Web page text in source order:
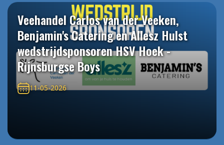
Veehandel Carlos van der Veeken,
Benjamin's Catering en Allesz Hulst
wedstrijdsponsoren HSV Hoek -
Rijnsburgse Boys
11-05-2026